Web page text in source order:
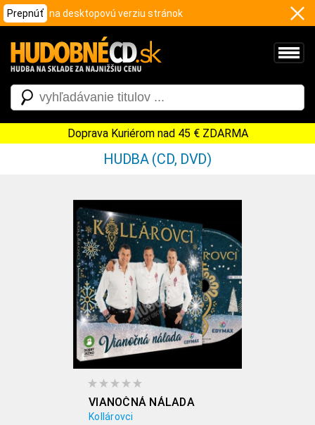
Prepnúť na desktopovú verziu stránok
Doprava Kuriérom nad 45 € ZDARMA
HUDBA (CD, DVD)
VIANOČNÁ NÁLADA
Kollárovci